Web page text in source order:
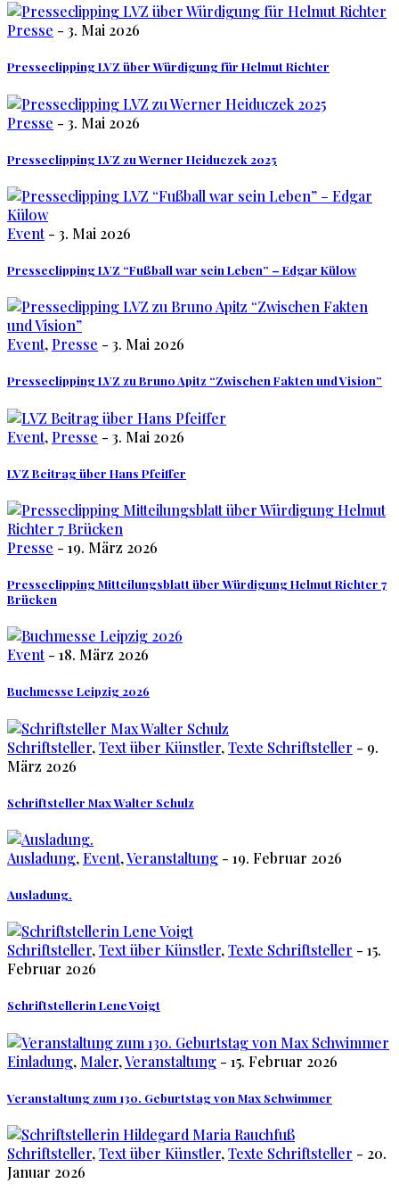
Presse - 3. Mai 2026
Presseclipping LVZ über Würdigung für Helmut Richter
Presse - 3. Mai 2026
Presseclipping LVZ zu Werner Heiduczek 2025
Event- 3. Mai 2026
Presseclipping LVZ “Fußball war sein Leben” – Edgar Külow
Event, Presse - 3. Mai 2026
Presseclipping LVZ zu Bruno Apitz “Zwischen Fakten und Vision”
Event, Presse - 3. Mai 2026
LVZ Beitrag über Hans Pfeiffer
Presse - 19. März 2026
Presseclipping Mitteilungsblatt über Würdigung Helmut Richter 7
Brücken
Event- 18. März 2026
Buchmesse Leipzig 2026
Schriftsteller,Text über Künstler,Texte Schriftsteller - 9.
März 2026
Schriftsteller Max Walter Schulz
Ausladung,Event,Veranstaltung - 19. Februar 2026
Ausladung.
Schriftsteller,Text über Künstler,Texte Schriftsteller - 15.
Februar 2026
Schriftstellerin Lene Voigt
Einladung, Maler,Veranstaltung - 15. Februar 2026
Veranstaltung zum 130. Geburtstag von Max Schwimmer
Schriftsteller,Text über Künstler,Texte Schriftsteller - 20.
Januar 2026